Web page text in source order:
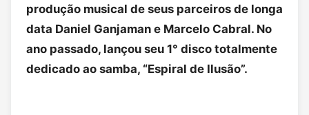
produção musical de seus parceiros de longa
data Daniel Ganjaman e Marcelo Cabral. No
ano passado, lançou seu 1° disco totalmente
dedicado ao samba, “Espiral de Ilusão”.